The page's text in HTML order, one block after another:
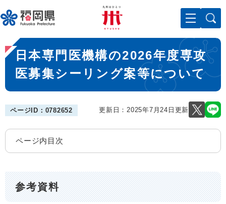
ー
ジ
先
頭
。
メニューを飛ばして本文へ
本
文
日本専門医機構の2026年度専攻
医募集シーリング案等について
ページID：0782652 更新日：2025年7月24日更新
ページ内目次
参考資料